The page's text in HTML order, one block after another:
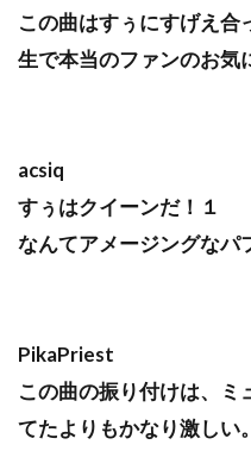
この曲はすぅにすげえ合
生で本当のファンのお気
acsiq
すぅはクイーンだ！１
なんてアメージングなパ
PikaPriest
この曲の振り付けは、ミ
てたよりもかなり激しい。